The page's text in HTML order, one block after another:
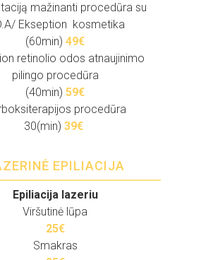
mažinanti procedūra su
Ekseption kosmetika
(60min) 49€
retinolio odos atnaujinimo
pilingo procedūra
(40min) 59€
procedūra
30(min) 39€
EPILIACIJA
Epiliacija lazeriu
Viršutinė lūpa
25€
Smakras